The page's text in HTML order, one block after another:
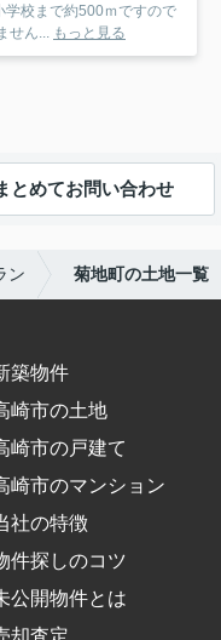
ありません...
もっと見る
とめてお問い合わせ
ン 菊地町の土地一覧
築物件
崎市の土地
崎市の戸建て
崎市のマンション
社の特徴
件探しのコツ
公開物件とは
却査定